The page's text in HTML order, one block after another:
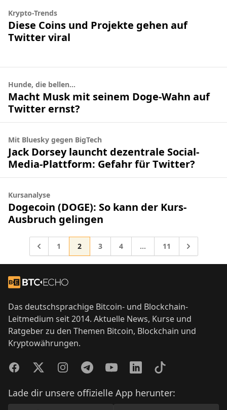
Krypto-Trends
Diese Coins und Projekte gehen auf
Twitter viral
Hunde, die bellen...
Macht Musk mit seinem Doge-Wahn auf
Twitter ernst?
Mit Bluesky gegen BigTech
Jack Dorsey launcht dezentrale Social-
Media-Plattform: Gefahr für Twitter?
Kursanalyse
Dogecoin (DOGE): So kann der Kurs-
Ausbruch gelingen
Gehe zu
Gehe zur Seite
1 Gehe zur Seite
2 Gehe zur Seite
3 Gehe zur Seite
4 Zwischenseiten
… Gehe zur Seite
11 Gehe zu
Zur Startseite
Das deutschsprachige Bitcoin- und Blockchain-
Leitmedium seit 2014. Aktuelle News, Kurse und
Ratgeber zu den Themen Bitcoin, Blockchain und
Kryptowährungen.
FacebookTwitterInstagramTelegramYouTubeLinkedInTikTok
Lade dir unsere offizielle App herunter: